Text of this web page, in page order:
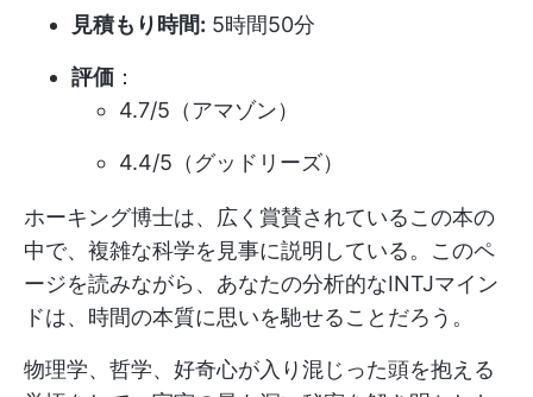
見積もり時間: 5時間50分
評価 ：
4.7/5（アマゾン）
4.4/5（グッドリーズ）
ホーキング博士は、広く賞賛されているこの本の
中で、複雑な科学を見事に説明している。このペ
ージを読みながら、あなたの分析的なINTJマイン
ドは、時間の本質に思いを馳せることだろう。
物理学、哲学、好奇心が入り混じった頭を抱える